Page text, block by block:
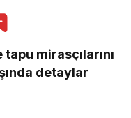
mirasçılarını
detaylar